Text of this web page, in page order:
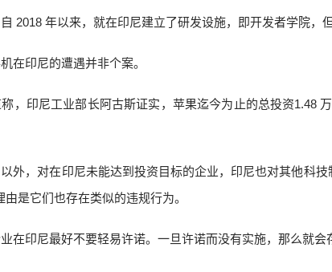
2018 年以来，就在印尼建立了研发设施，即开发者学院，
在印尼的遭遇并非个案。
，印尼工业部长阿古斯证实，苹果迄今为止的总投资1.48
外，对在印尼未能达到投资目标的企业，印尼也对其他科
由是它们也存在类似的违规行为。
在印尼最好不要轻易许诺。一旦许诺而没有实施，那么就会